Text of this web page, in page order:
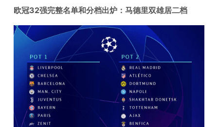
欧冠32强完整名单和分档出炉：马德里双雄居二档